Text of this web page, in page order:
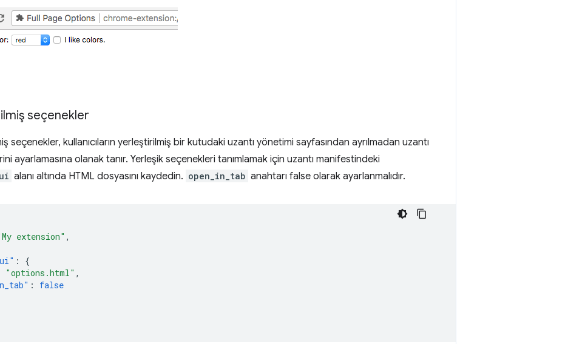
seçenekler
seçenekler, kullanıcıların yerleştirilmiş bir kutudaki uzantı yönetimi sayfasından ayrılmadan uzantı
ayarlamasına olanak tanır. Yerleşik seçenekleri tanımlamak için uzantı manifestindeki
alanı altında HTML dosyasını kaydedin. open_in_tab anahtarı false olarak ayarlanmalıdır.
extension" ,
:
{
"options.html" ,
:
false